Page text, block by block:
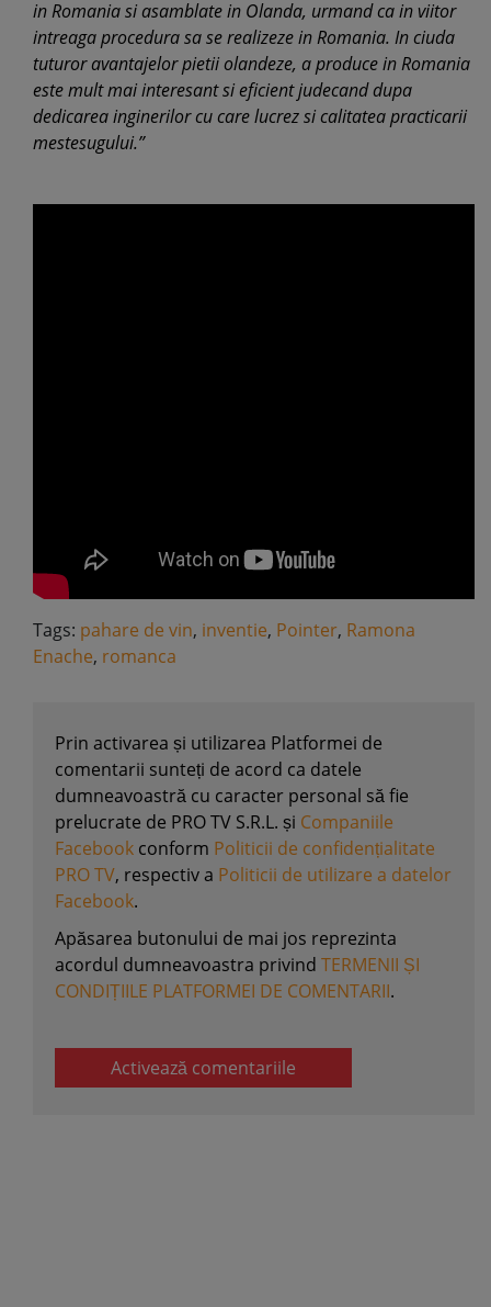
in Romania si asamblate in Olanda, urmand ca in viitor
intreaga procedura sa se realizeze in Romania. In ciuda
tuturor avantajelor pietii olandeze, a produce in Romania
este mult mai interesant si eficient judecand dupa
dedicarea inginerilor cu care lucrez si calitatea practicarii
mestesugului.”
Tags: pahare de vin, inventie, Pointer, Ramona
Enache, romanca
Prin activarea și utilizarea Platformei de
comentarii sunteți de acord ca datele
dumneavoastră cu caracter personal să fie
prelucrate de PRO TV S.R.L. și Companiile
Facebook conform Politicii de confidențialitate
PRO TV, respectiv a Politicii de utilizare a datelor
Facebook.
Apăsarea butonului de mai jos reprezinta
acordul dumneavoastra privind TERMENII ȘI
CONDIȚIILE PLATFORMEI DE COMENTARII.
Activează comentariile